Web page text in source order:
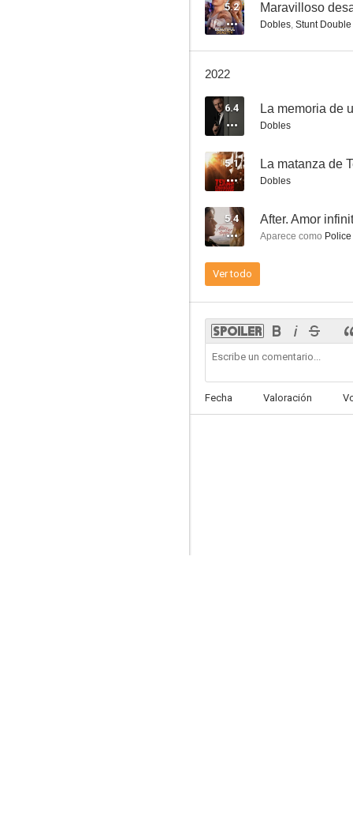
6.0
5.5
5.2 Maravilloso
Dobles, Stunt Double
2022
6.4 La memoria de
Dobles
5.1 La matanza de
Dobles
5.4 After. Amor
Aparece como
Ver todo
Fecha Valoración